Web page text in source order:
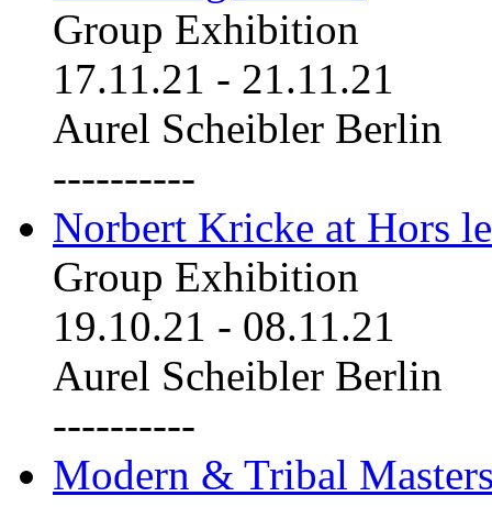
Group Exhibition
17.11.21 - 21.11.21
Aurel Scheibler Berlin
----------
Norbert Kricke at Hors
Group Exhibition
19.10.21 - 08.11.21
Aurel Scheibler Berlin
----------
Modern & Tribal